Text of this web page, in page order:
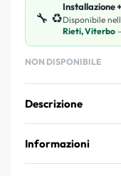
🔧 ♻️
Installazione
Disponibile
Rieti, Viterbo
NON DISPONIBILE
Descrizione
Informazioni